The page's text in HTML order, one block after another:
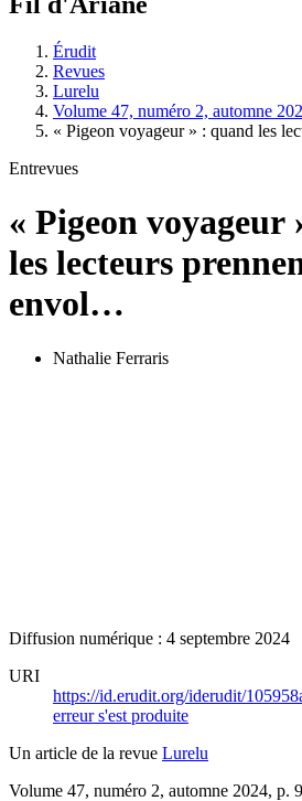
Érudit
Revues
Lurelu
Volume 47, numéro 2, automne
« Pigeon voyageur » : quand les
Entrevues
« Pigeon voyageur
les lecteurs
envol…
Nathalie Ferraris
Diffusion numérique : 4 septembre 2024
URI
https://id.erudit.org/iderudit/
erreur s'est produite
Un article de la revue Lurelu
Volume 47, numéro 2, automne 2024, p. 9